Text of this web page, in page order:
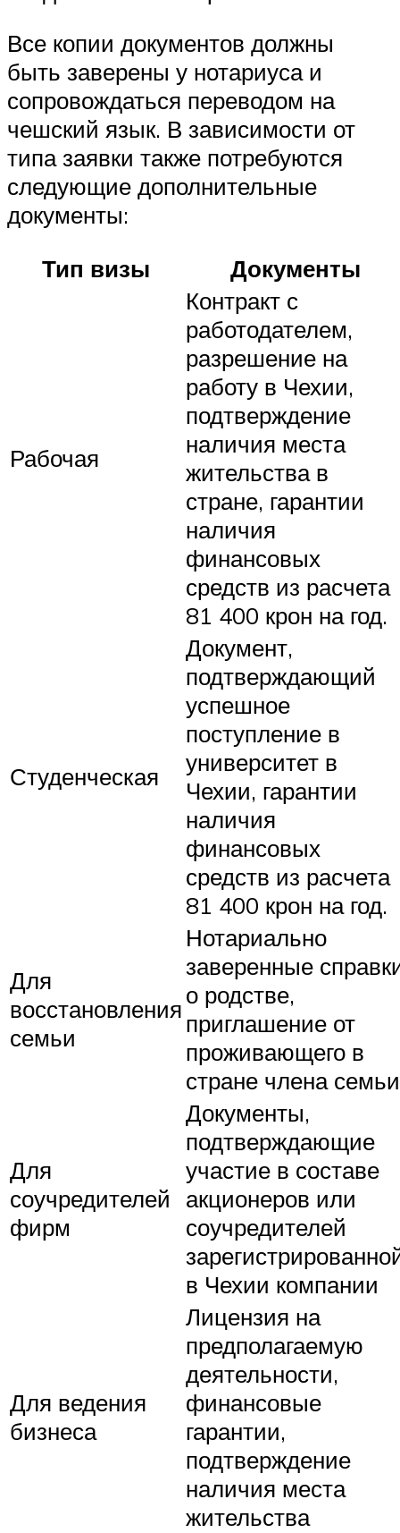
Все копии документов должны
быть заверены у нотариуса и
сопровождаться переводом на
чешский язык. В зависимости от
типа заявки также потребуются
следующие дополнительные
документы:
Тип визы
Документы
Рабочая
Контракт с
работодателем,
разрешение на
работу в Чехии,
подтверждение
наличия места
жительства в
стране, гарантии
наличия
финансовых
средств из расчета
81 400 крон на год.
Студенческая
Документ,
подтверждающий
успешное
поступление в
университет в
Чехии, гарантии
наличия
финансовых
средств из расчета
81 400 крон на год.
Для
восстановления
семьи
Нотариально
заверенные
о родстве,
приглашение от
проживающего в
стране члена семьи
Для
соучредителей
фирм
Документы,
подтверждающие
участие в составе
акционеров или
соучредителей
в Чехии компании
Для ведения
бизнеса
Лицензия на
предполагаемую
деятельности,
финансовые
гарантии,
подтверждение
наличия места
жительства